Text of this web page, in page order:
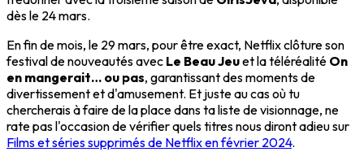
dès le 24 mars.
En fin de mois, le 29 mars, pour être exact, Netflix clôture son
festival de nouveautés avec Le Beau Jeuet la téléréalité On
en mangerait… ou pas, garantissant des moments de
divertissement et d'amusement. Et juste au cas où tu
chercherais à faire de la place dans ta liste de visionnage, ne
rate pas l'occasion de vérifier quels titres nous diront adieu sur
Films et séries supprimés de Netflix en février 2024.